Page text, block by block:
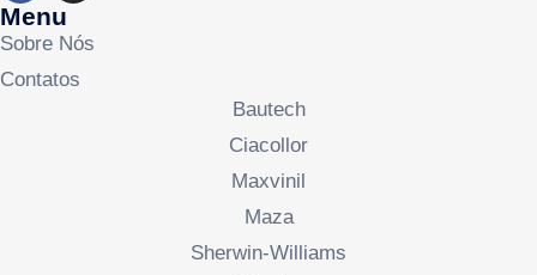
Menu
Sobre Nós
Contatos
Bautech
Ciacollor
Maxvinil
Maza
Sherwin-Williams